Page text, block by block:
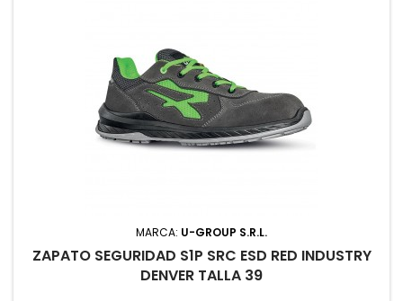
MARCA: U-GROUP S.R.L.
ZAPATO SEGURIDAD S1P SRC ESD RED INDUSTRY
DENVER TALLA 39